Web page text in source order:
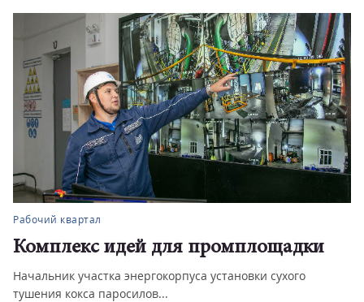
Рабочий квартал
Комплекс идей для промплощадки
Начальник участка энергокорпуса установки сухого
тушения кокса паросилов...